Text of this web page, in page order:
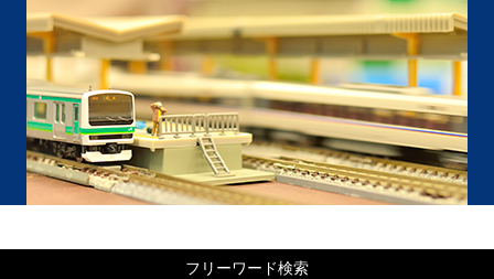
フリーワード検索